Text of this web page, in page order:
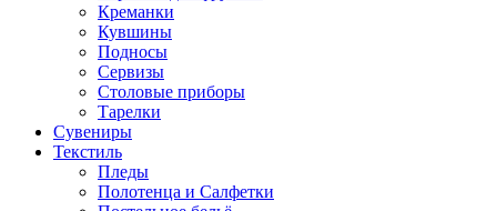
Креманки
Кувшины
Подносы
Сервизы
Столовые приборы
Тарелки
Сувениры
Текстиль
Пледы
Полотенца и Салфетки